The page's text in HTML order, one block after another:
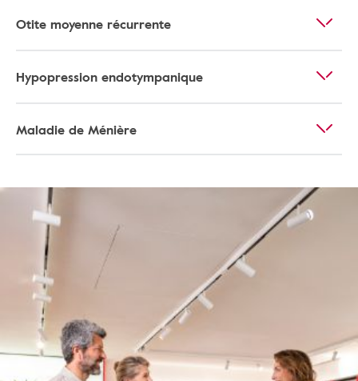
Otite moyenne récurrente
Hypopression endotympanique
Maladie de Ménière